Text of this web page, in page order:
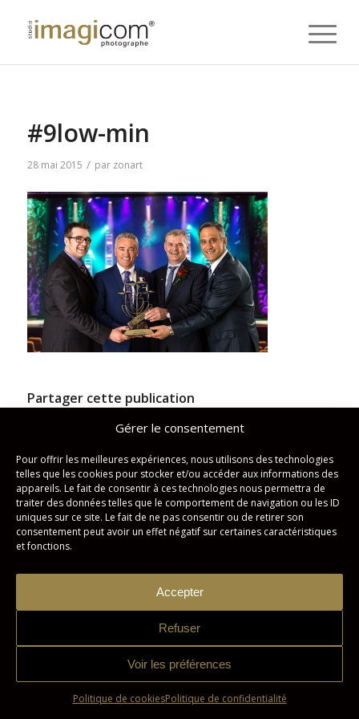
Gérer le consentement
Pour offrir les meilleures expériences, nous utilisons des technologies
telles que les cookies pour stocker et/ou accéder aux informations des
appareils. Le fait de consentir à ces technologies nous permettra de
traiter des données telles que le comportement de navigation ou les ID
uniques sur ce site. Le fait de ne pas consentir ou de retirer son
consentement peut avoir un effet négatif sur certaines caractéristiques
et fonctions.
Accepter
Refuser
Voir les préférences
Politique de cookiesPolitique de confidentialité
#9low-min
28 mai 2015 / par zonart
Partager cette publication
Politique de cookies